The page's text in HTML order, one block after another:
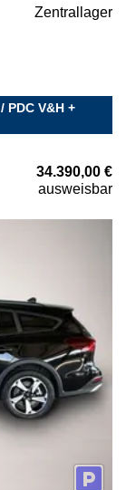
Zentrallager
PDC V&H +
34.390,00 €
ausweisbar